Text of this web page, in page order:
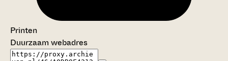
Printen
Duurzaam webadres